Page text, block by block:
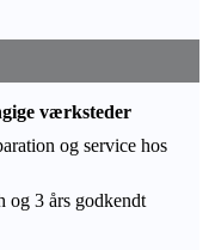
værksteder
og service hos
og 3 års godkendt